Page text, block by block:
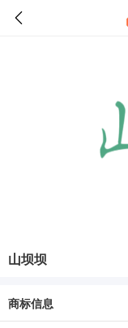
山坝坝
商标信息